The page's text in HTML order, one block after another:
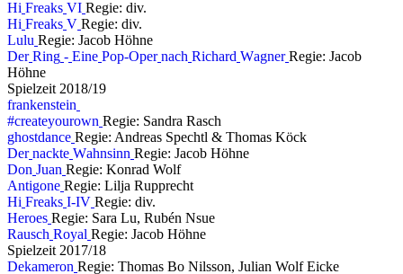
Hi Freaks VI Regie: div.
Hi Freaks V Regie: div.
Lulu Regie: Jacob Höhne
Der Ring - Eine Pop-Oper nach Richard Wagner Regie: Jacob
Höhne
Spielzeit 2018/19
frankenstein
#createyourown Regie: Sandra Rasch
ghostdance Regie: Andreas Spechtl & Thomas Köck
Der nackte Wahnsinn Regie: Jacob Höhne
Don Juan Regie: Konrad Wolf
Antigone Regie: Lilja Rupprecht
Hi Freaks I-IV Regie: div.
Heroes Regie: Sara Lu, Rubén Nsue
Rausch Royal Regie: Jacob Höhne
Spielzeit 201 7/18
Dekameron Regie: Thomas Bo Nilsson, Julian Wolf Eicke